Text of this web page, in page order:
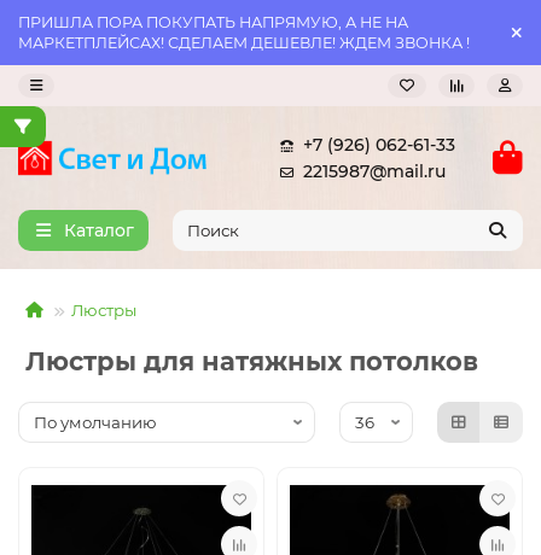
ПРИШЛА ПОРА ПОКУПАТЬ НАПРЯМУЮ, А НЕ НА
МАРКЕТПЛЕЙСАХ! СДЕЛАЕМ ДЕШЕВЛЕ! ЖДЕМ ЗВОНКА !
+7 (926) 062-61-33
2215987@mail.ru
Каталог
Люстры
Люстры для натяжных потолков